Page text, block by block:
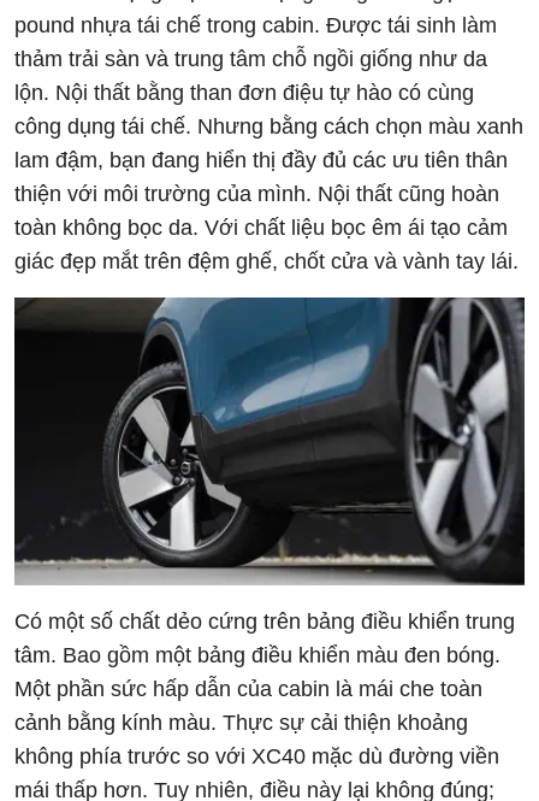
pound nhựa tái chế trong cabin. Được tái sinh làm
thảm trải sàn và trung tâm chỗ ngồi giống như da
lộn. Nội thất bằng than đơn điệu tự hào có cùng
công dụng tái chế. Nhưng bằng cách chọn màu xanh
lam đậm, bạn đang hiển thị đầy đủ các ưu tiên thân
thiện với môi trường của mình. Nội thất cũng hoàn
toàn không bọc da. Với chất liệu bọc êm ái tạo cảm
giác đẹp mắt trên đệm ghế, chốt cửa và vành tay lái.
Có một số chất dẻo cứng trên bảng điều khiển trung
tâm. Bao gồm một bảng điều khiển màu đen bóng.
Một phần sức hấp dẫn của cabin là mái che toàn
cảnh bằng kính màu. Thực sự cải thiện khoảng
không phía trước so với XC40 mặc dù đường viền
mái thấp hơn. Tuy nhiên, điều này lại không đúng;